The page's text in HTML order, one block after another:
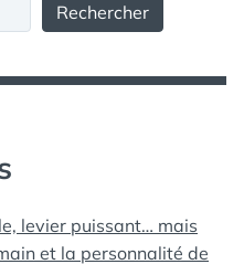
Rechercher
levier puissant… mais
et la personnalité de